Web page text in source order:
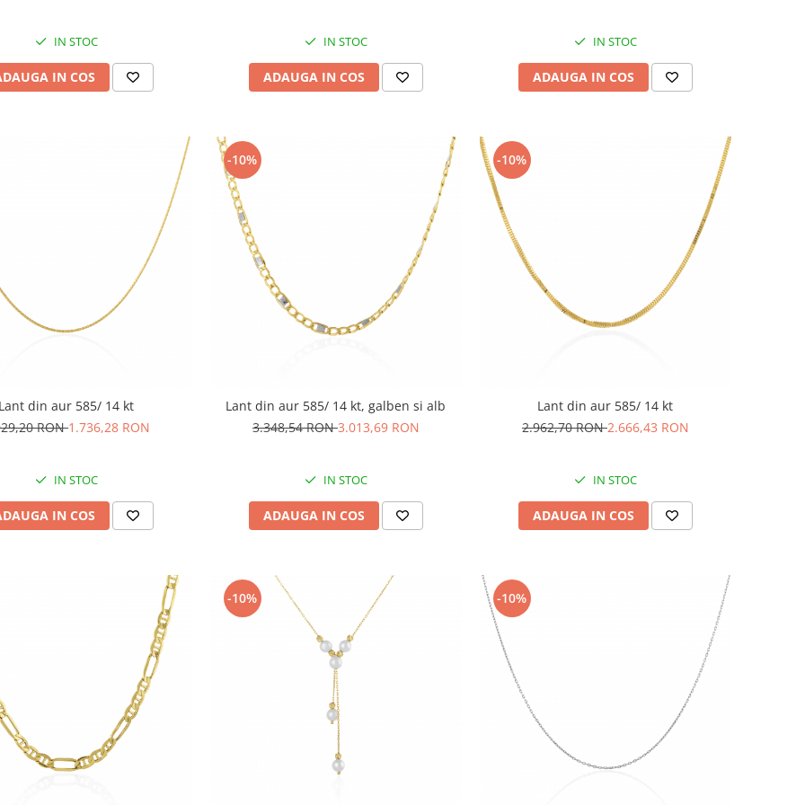
IN STOC
IN COS
IN STOC
ADAUGA IN COS
IN STOC
ADAUGA IN COS
din aur 585/ 14 kt
RON1.736,28 RON
IN STOC
IN COS
-10%
Lant din aur 585/ 14 kt, galben si alb
3.348,54 RON3.013,69 RON
IN STOC
ADAUGA IN COS
-10%
Lant din aur 585/ 14 kt
2.962,70 RON2.666,43 RON
IN STOC
ADAUGA IN COS
-10% -10%